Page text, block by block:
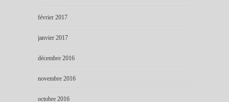
février 2017
janvier 2017
décembre 2016
novembre 2016
octobre 2016